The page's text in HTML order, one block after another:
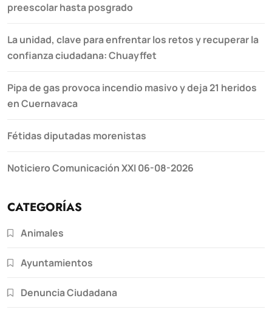
preescolar hasta posgrado
La unidad, clave para enfrentar los retos y recuperar la
confianza ciudadana: Chuayffet
Pipa de gas provoca incendio masivo y deja 21 heridos
en Cuernavaca
Fétidas diputadas morenistas
Noticiero Comunicación XXI 06-08-2026
CATEGORÍAS
Animales
Ayuntamientos
Denuncia Ciudadana